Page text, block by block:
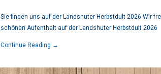
Sie finden uns auf der Landshuter Herbstdult 2026 Wir
schönen Aufenthalt auf der Landshuter Herbstdult 2026
Continue Reading →